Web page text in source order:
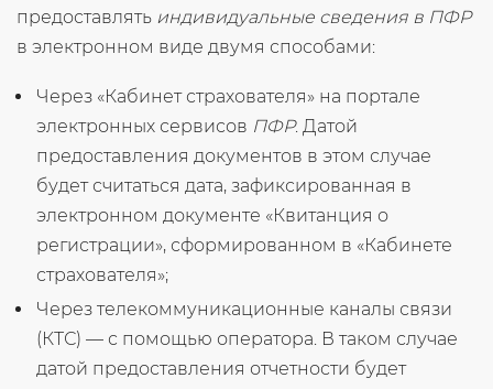
предоставлять индивидуальные сведения в ПФР
в электронном виде двумя способами:
Через «Кабинет страхователя» на портале
электронных сервисов ПФР. Датой
предоставления документов в этом случае
будет считаться дата, зафиксированная в
электронном документе «Квитанция о
регистрации», сформированном в «Кабинете
страхователя»;
Через телекоммуникационные каналы связи
(КТС) — с помощью оператора. В таком случае
датой предоставления отчетности будет